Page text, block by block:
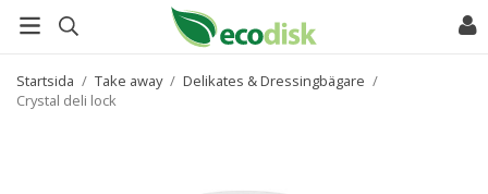
Startsida / Take away / Delikates & Dressingbägare /
Crystal deli lock